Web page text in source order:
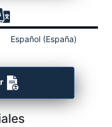
Español (España)